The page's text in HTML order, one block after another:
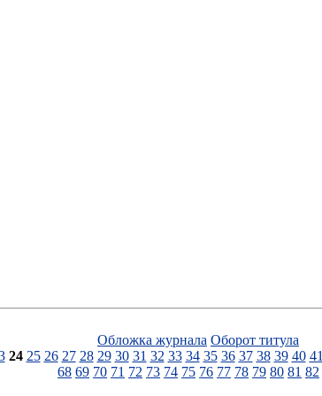
Обложка журнала Оборот титула
24 25 26 27 28 29 30 31 32 33 34 35 36 37 38 39 40 41
68 69 70 71 72 73 74 75 76 77 78 79 80 81 82